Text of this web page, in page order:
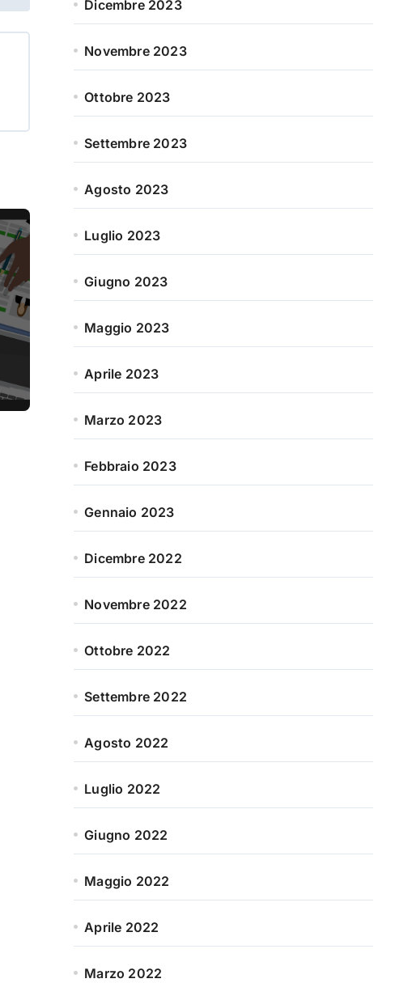
Dicembre 2023
Novembre 2023
Ottobre 2023
Settembre 2023
Agosto 2023
Luglio 2023
Giugno 2023
Maggio 2023
Aprile 2023
Marzo 2023
Febbraio 2023
Gennaio 2023
Dicembre 2022
Novembre 2022
Ottobre 2022
Settembre 2022
Agosto 2022
Luglio 2022
Giugno 2022
Maggio 2022
Aprile 2022
Marzo 2022